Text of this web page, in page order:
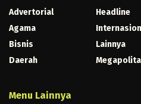
Advertorial
Agama
Bisnis
Daerah
Headline
Lainnya
Menu Lainnya